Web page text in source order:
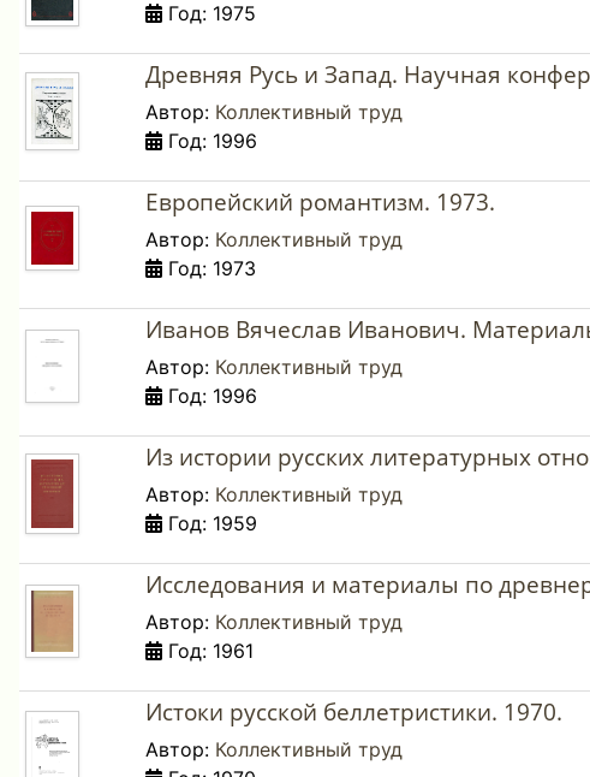
Год: 1975
Древняя Русь и Запад. Научная
Автор: Коллективный труд
Год: 1996
Европейский романтизм. 1973.
Автор: Коллективный труд
Год: 1973
Иванов Вячеслав Иванович.
Автор: Коллективный труд
Год: 1996
Из истории русских литературных
Автор: Коллективный труд
Год: 1959
Исследования и материалы по
Автор: Коллективный труд
Год: 1961
Истоки русской беллетристики. 1970.
Автор: Коллективный труд